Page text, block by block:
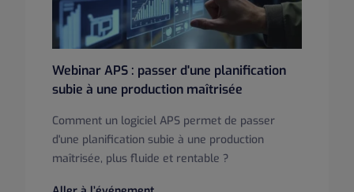
Webinar APS : passer d'une planification
subie à une production maîtrisée
Comment un logiciel APS permet de passer
d'une planification subie à une production
maîtrisée, plus fluide et rentable ?